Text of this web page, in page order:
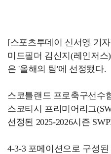
[스포츠투데이 신서영 기
미드필더 김신지(레인저
은 '올해의 팀'에 선정됐다.
스코틀랜드 프로축구선수
스코티시 프리미어리그
선정된 2025-2026시즌
4-3-3 포메이션으로 구성